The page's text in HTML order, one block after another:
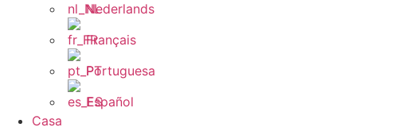
Nederlands
Français
Portuguesa
Español
Casa